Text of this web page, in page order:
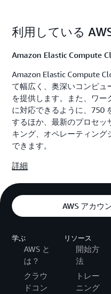
フルマネージドサービスで
Titanの各モデルを実験して
氏は言います。「また、イ
界クラスのコンシューマ
提供することもできます」
利用している
Amazon Elastic Compute
Amazon Elastic Compute
て幅広く、奥深いコンピュ
を提供します。また、ワ
に対応できるように、750
するほか、最新のプロセッ
キング、オペレーティング
できます。
詳細
AWS アカウ
学ぶ
AWS と
は？
クラウ
ドコン
リソース
開始方
法
トレー
ニング